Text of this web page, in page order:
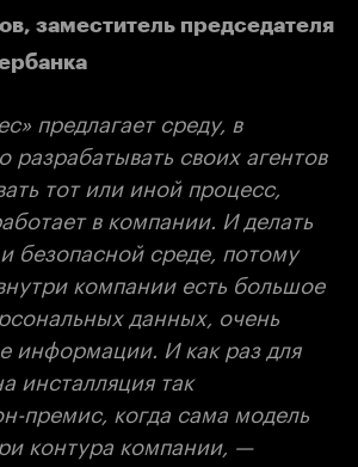
заместитель председателя
предлагает среду, в
своих агентов
тот или иной процесс,
в компании. И делать
безопасной среде, потому
компании есть большое
данных, очень
информации. И как раз для
инсталляция так
премис, когда сама модель
контура компании, —